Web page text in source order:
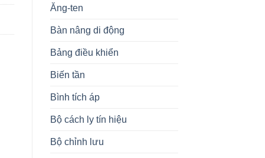
Ăng-ten
Bàn nâng di động
Bảng điều khiển
Biến tần
Bình tích áp
Bộ cách ly tín hiệu
Bộ chỉnh lưu